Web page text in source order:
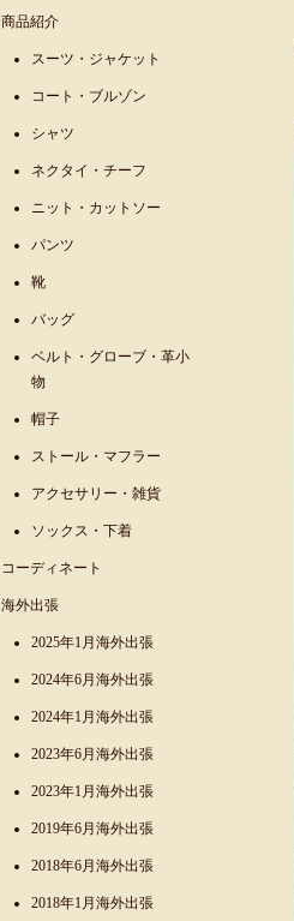
商品紹介
スーツ・ジャケット
コート・ブルゾン
シャツ
ネクタイ・チーフ
ニット・カットソー
パンツ
靴
バッグ
ベルト・グローブ・革小
物
帽子
ストール・マフラー
アクセサリー・雑貨
ソックス・下着
コーディネート
海外出張
2025年1月海外出張
2024年6月海外出張
2024年1月海外出張
2023年6月海外出張
2023年1月海外出張
2019年6月海外出張
2018年6月海外出張
2018年1月海外出張